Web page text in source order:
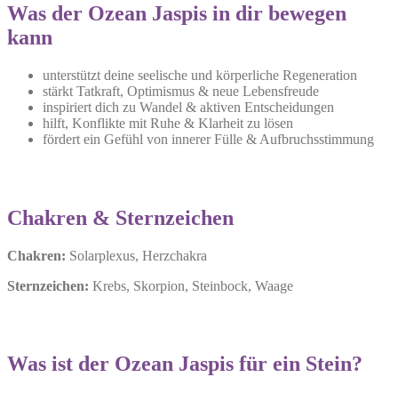
Was der Ozean Jaspis in dir bewegen
kann
unterstützt deine seelische und körperliche Regeneration
stärkt Tatkraft, Optimismus & neue Lebensfreude
inspiriert dich zu Wandel & aktiven Entscheidungen
hilft, Konflikte mit Ruhe & Klarheit zu lösen
fördert ein Gefühl von innerer Fülle & Aufbruchsstimmung
Chakren & Sternzeichen
Chakren: Solarplexus, Herzchakra
Sternzeichen: Krebs, Skorpion, Steinbock, Waage
Was ist der Ozean Jaspis für ein Stein?